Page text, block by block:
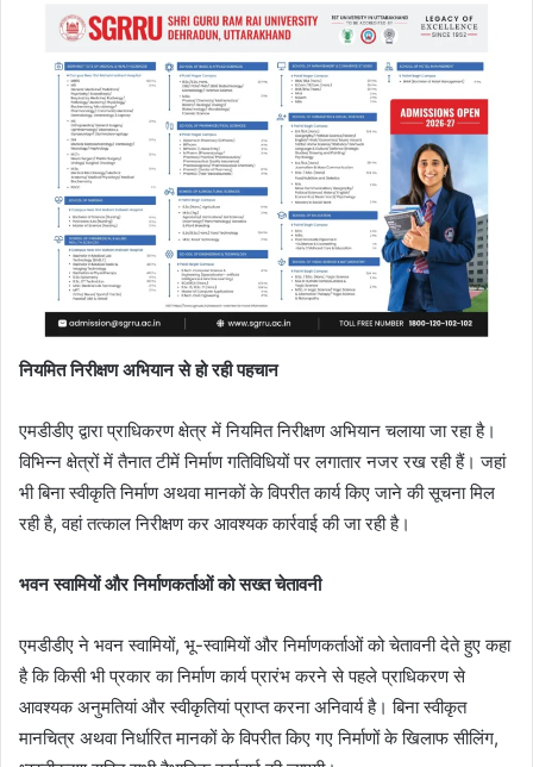
नियमित निरीक्षण अभियान से हो रही पहचान
एमडीडीए द्वारा प्राधिकरण क्षेत्र में नियमित निरीक्षण अभियान चलाया जा रहा है।
विभिन्न क्षेत्रों में तैनात टीमें निर्माण गतिविधियों पर लगातार नजर रख रही हैं। जहां
भी बिना स्वीकृति निर्माण अथवा मानकों के विपरीत कार्य किए जाने की सूचना मिल
रही है, वहां तत्काल निरीक्षण कर आवश्यक कार्रवाई की जा रही है।
भवन स्वामियों और निर्माणकर्ताओं को सख्त चेतावनी
एमडीडीए ने भवन स्वामियों, भू-स्वामियों और निर्माणकर्ताओं को चेतावनी देते हुए कहा
है कि किसी भी प्रकार का निर्माण कार्य प्रारंभ करने से पहले प्राधिकरण से
आवश्यक अनुमतियां और स्वीकृतियां प्राप्त करना अनिवार्य है। बिना स्वीकृत
मानचित्र अथवा निर्धारित मानकों के विपरीत किए गए निर्माणों के खिलाफ सीलिंग,